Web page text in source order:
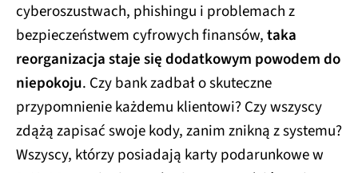
cyberoszustwach, phishingu i problemach z
bezpieczeństwem cyfrowych finansów,taka
reorganizacja staje się dodatkowym powodem do
niepokoju. Czy bank zadbał o skuteczne
przypomnienie każdemu klientowi? Czy wszyscy
zdążą zapisać swoje kody, zanim znikną z systemu?
Wszyscy, którzy posiadają karty podarunkowe w